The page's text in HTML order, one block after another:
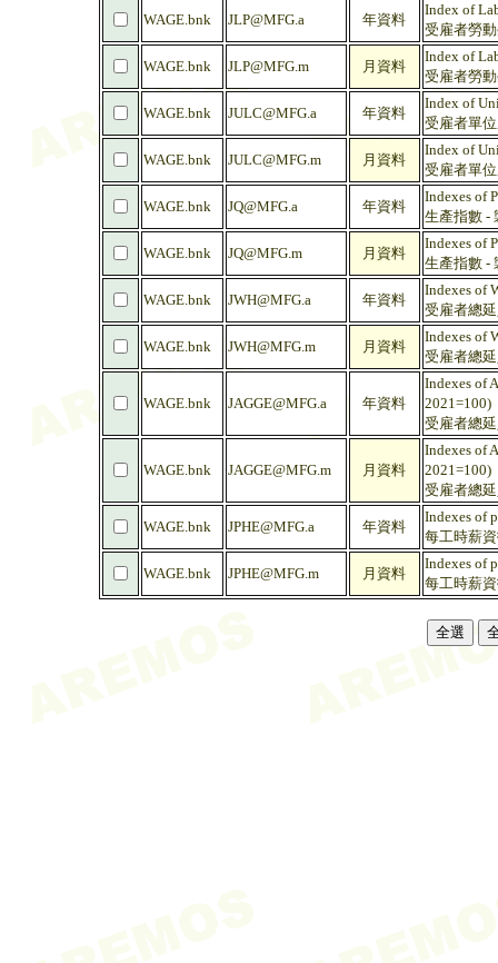
WAGE.bnk JLP@MFG.a 年資料
Index of
受雇者勞
WAGE.bnk JLP@MFG.m 月資料
Index of
受雇者勞
WAGE.bnk JULC@MFG.a 年資料
Index of
受雇者單
WAGE.bnk JULC@MFG.m 月資料
Index of
受雇者單
WAGE.bnk JQ@MFG.a 年資料
Indexes of
生產指數 -
WAGE.bnk JQ@MFG.m 月資料
Indexes of
生產指數 -
WAGE.bnk JWH@MFG.a 年資料
Indexes of
受雇者總
WAGE.bnk JWH@MFG.m 月資料
Indexes of
受雇者總
WAGE.bnk JAGGE@MFG.a 年資料
Indexes of
2021=100)
受雇者總
WAGE.bnk JAGGE@MFG.m 月資料
Indexes of
2021=100)
受雇者總
WAGE.bnk JPHE@MFG.a 年資料
Indexes of
每工時薪
WAGE.bnk JPHE@MFG.m 月資料
Indexes of
每工時薪